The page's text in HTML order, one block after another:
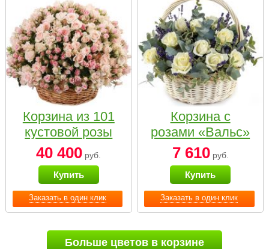
Заказать в один клик
Корзина из 101
кустовой розы
нежных тонов
40 400 руб.
Купить
Заказать в один клик
Корзина с
розами «Вальс»
7 610руб.
Купить
Больше цветов в корзине